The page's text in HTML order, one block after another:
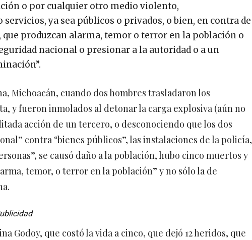
o por cualquier otro medio violento,
ya sea públicos o privados, o bien, en contra de
produzcan alarma, temor o terror en la población o
nacional o presionar a la autoridad o a un
Michoacán, cuando dos hombres trasladaron los
y fueron inmolados al detonar la carga explosiva (aún no
acción de un tercero, o desconociendo que los dos
contra “bienes públicos”, las instalaciones de la policía,
se causó daño a la población, hubo cinco muertos y
temor, o terror en la población” y no sólo la de
Godoy, que costó la vida a cinco, que dejó 12 heridos, que